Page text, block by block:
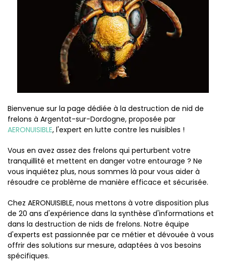
Bienvenue sur la page dédiée à la destruction de nid de
frelons à Argentat-sur-Dordogne, proposée par
AERONUISIBLE, l'expert en lutte contre les nuisibles !
Vous en avez assez des frelons qui perturbent votre
tranquillité et mettent en danger votre entourage ? Ne
vous inquiétez plus, nous sommes là pour vous aider à
résoudre ce problème de manière efficace et sécurisée.
Chez AERONUISIBLE, nous mettons à votre disposition plus
de 20 ans d'expérience dans la synthèse d'informations et
dans la destruction de nids de frelons. Notre équipe
d'experts est passionnée par ce métier et dévouée à vous
offrir des solutions sur mesure, adaptées à vos besoins
spécifiques.